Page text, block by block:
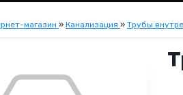
магазин » Канализация » Трубы